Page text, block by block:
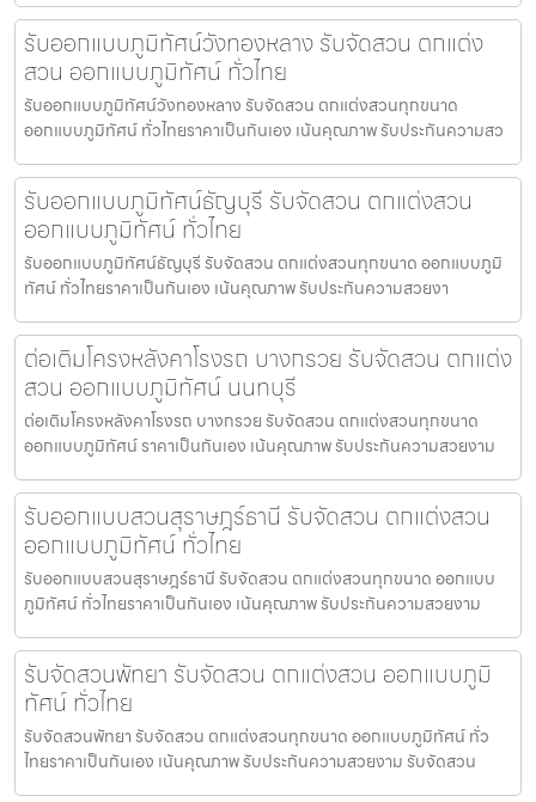
รับออกแบบภูมิทัศน์วังทองหลาง รับจัดสวน ตกแต่ง
สวน ออกแบบภูมิทัศน์ ทั่วไทย
รับออกแบบภูมิทัศน์วังทองหลาง รับจัดสวน ตกแต่งสวนทุกขนาด
ออกแบบภูมิทัศน์ ทั่วไทยราคาเป็นกันเอง เน้นคุณภาพ รับประกันความสว
รับออกแบบภูมิทัศน์ธัญบุรี รับจัดสวน ตกแต่งสวน
ออกแบบภูมิทัศน์ ทั่วไทย
รับออกแบบภูมิทัศน์ธัญบุรี รับจัดสวน ตกแต่งสวนทุกขนาด ออกแบบภูมิ
ทัศน์ ทั่วไทยราคาเป็นกันเอง เน้นคุณภาพ รับประกันความสวยงา
ต่อเติมโครงหลังคาโรงรถ บางกรวย รับจัดสวน ตกแต่ง
สวน ออกแบบภูมิทัศน์ นนทบุรี
ต่อเติมโครงหลังคาโรงรถ บางกรวย รับจัดสวน ตกแต่งสวนทุกขนาด
ออกแบบภูมิทัศน์ ราคาเป็นกันเอง เน้นคุณภาพ รับประกันความสวยงาม
รับออกแบบสวนสุราษฎร์ธานี รับจัดสวน ตกแต่งสวน
ออกแบบภูมิทัศน์ ทั่วไทย
รับออกแบบสวนสุราษฎร์ธานี รับจัดสวน ตกแต่งสวนทุกขนาด ออกแบบ
ภูมิทัศน์ ทั่วไทยราคาเป็นกันเอง เน้นคุณภาพ รับประกันความสวยงาม
รับจัดสวนพัทยา รับจัดสวน ตกแต่งสวน ออกแบบภูมิ
ทัศน์ ทั่วไทย
รับจัดสวนพัทยา รับจัดสวน ตกแต่งสวนทุกขนาด ออกแบบภูมิทัศน์ ทั่ว
ไทยราคาเป็นกันเอง เน้นคุณภาพ รับประกันความสวยงาม รับจัดสวน